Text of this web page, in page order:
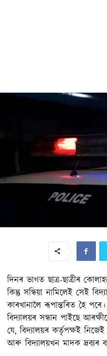
দিনৰ ভাগত ছাত্ৰ-ছাত্ৰীৰ
কিন্তু সন্ধিয়া নামিলেই সেই
কাৰখানালৈ ৰূপান্তৰিত হৈ
বিদ্যালয়ৰ সন্ধান পাইছে
যে, বিদ্যালয়ৰ কৰ্তৃপক্ষই
আৰু বিদ্যালয়খন মাদক দ্ৰব্যৰ